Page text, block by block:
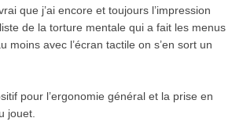
que j’ai encore et toujours l’impression
de la torture mentale qui a fait les menus
moins avec l’écran tactile on s’en sort un
pour l’ergonomie général et la prise en
jouet.